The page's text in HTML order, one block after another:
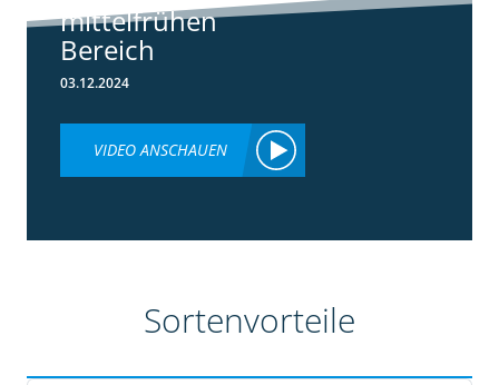
mittelfrühen
Bereich
03.12.2024
VIDEO ANSCHAUEN
Sortenvorteile